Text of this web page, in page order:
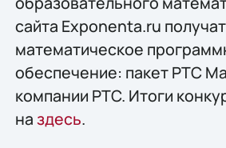
сайта Exponenta.ru
математическое
обеспечение: пакет PTC
компании PTC. Итоги
наздесь.